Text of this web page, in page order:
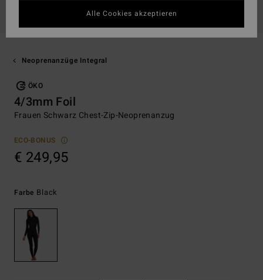
Neoprenanzüge Integral
ÖKO
4/3mm Foil
Frauen Schwarz Chest-Zip-Neoprenanzug
ECO-BONUS
€ 249,95
Farbe Black
Alle Cookies akzeptieren